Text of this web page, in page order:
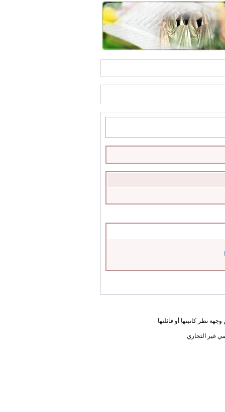
نظر كاتبتها أو قائلتها
غير التجاري